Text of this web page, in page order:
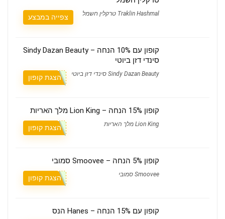
Traklin Hashmal טרקלין חשמל צפייה במבצע
קופון עם 10% הנחה – Sindy Dazan Beauty
סינדי דזן ביוטי
Sindy Dazan Beauty סינדי דזן ביוטי הצגת קופון
קופון 15% הנחה – Lion King מלך האריות
Lion King מלך האריות הצגת קופון
קופון 5% הנחה – Smoovee סמובי
Smoovee סמובי הצגת קופון
קופון עם 15% הנחה – Hanes הנס